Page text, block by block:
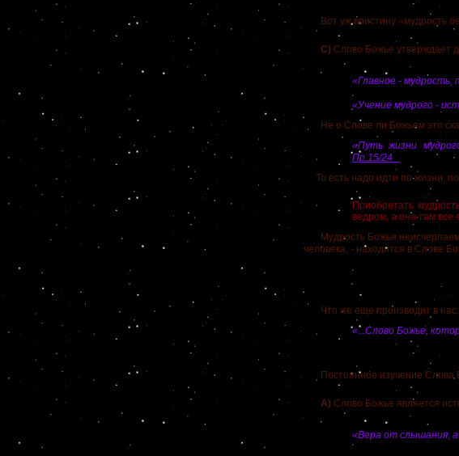
Вот уж воистину «мудрость
С) Слово Божье утверждает
«Главное - мудрость;
«Учение мудрого -
Не о Слове ли Божьем это
«Путь жизни
Пр.15/24
То есть надо идти по жизни,
Приобретать
ведром, а она там все
Мудрость Божья
человека, - находится в Слове
Что же еще производит в
«...Слово Божье,
Постоянное изучение Слова
А) Слово Божье является
«Вера от слышания,